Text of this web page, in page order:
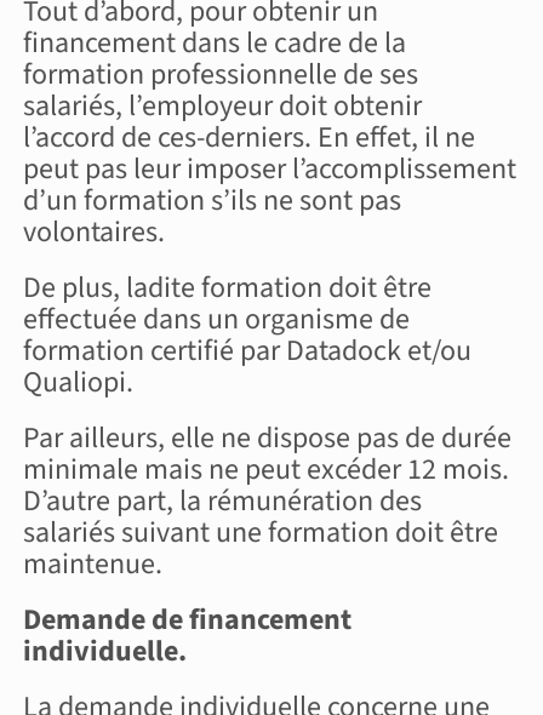
Tout d’abord, pour obtenir un
financement dans le cadre de la
formation professionnelle de ses
salariés, l’employeur doit obtenir
l’accord de ces-derniers. En effet, il ne
peut pas leur imposer l’accomplissement
d’un formation s’ils ne sont pas
volontaires.
De plus, ladite formation doit être
effectuée dans un organisme de
formation certifié par Datadock et/ou
Qualiopi.
Par ailleurs, elle ne dispose pas de durée
minimale mais ne peut excéder 12 mois.
D’autre part, la rémunération des
salariés suivant une formation doit être
maintenue.
Demande de financement
individuelle.